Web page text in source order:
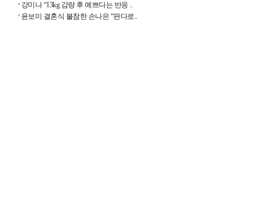
강미나 “13kg 감량 후 예쁘다는 반응 ..
윤보미 결혼식 불참한 손나은 “판다로..